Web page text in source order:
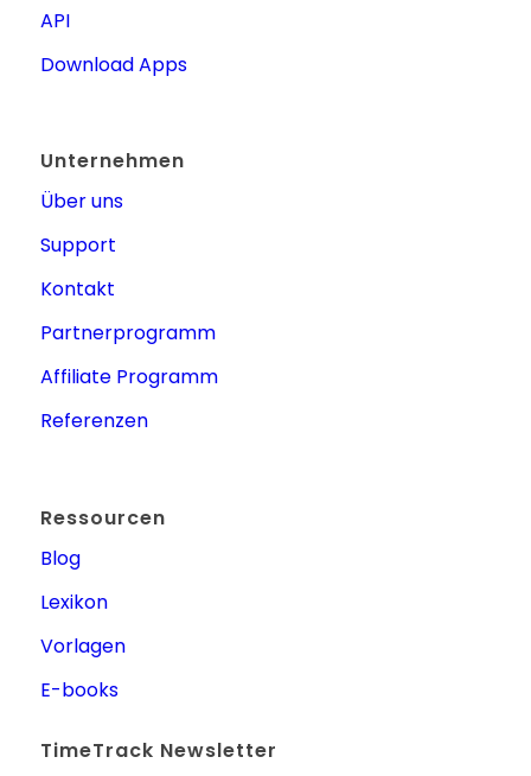
API
Download Apps
Unternehmen
Über uns
Support
Kontakt
Partnerprogramm
Affiliate Programm
Referenzen
Ressourcen
Blog
Lexikon
Vorlagen
E-books
TimeTrack Newsletter